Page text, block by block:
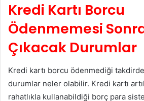
Kredi Kartı Borcu
Ödenmemesi
Çıkacak Durumlar
Kredi kartı borcu ödenmediği
durumlar neler olabilir. Kredi kartı
rahatlıkla kullanabildiği borç para